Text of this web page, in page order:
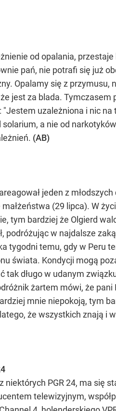
od opalania,
pań, nie potrafi się już
Opalamy się z
jest za blada.
"Jestem uzależniona i nic
a nie od
(AB)
jeden z
(29 lipca). W
tym bardziej że Olgierd
podróżując w najdalsze
tygodni temu, gdy w Peru
świata. Kondycji mogą
tak długo w udanym
żartem mówi, że pani
mnie niepokoją, tym
że wszystkich znają i
niektórych PGR 24, ma się
telewizyjnym,